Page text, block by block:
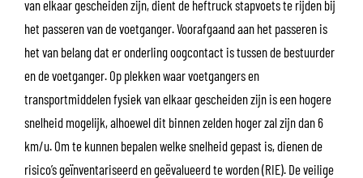
van elkaar gescheiden zijn, dient de heftruck stapvoets te rijden bij
het passeren van de voetganger. Voorafgaand aan het passeren is
het van belang dat er onderling oogcontact is tussen de bestuurder
en de voetganger. Op plekken waar voetgangers en
transportmiddelen fysiek van elkaar gescheiden zijn is een hogere
snelheid mogelijk, alhoewel dit binnen zelden hoger zal zijn dan 6
km/u. Om te kunnen bepalen welke snelheid gepast is, dienen de
risico’s geïnventariseerd en geëvalueerd te worden (RIE). De veilige